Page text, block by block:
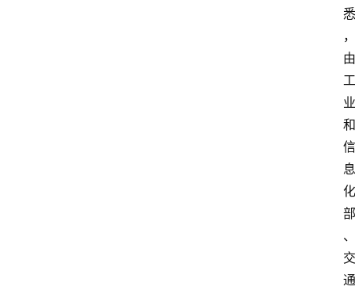
悉
，
由
工
业
和
信
息
化
部
、
交
通